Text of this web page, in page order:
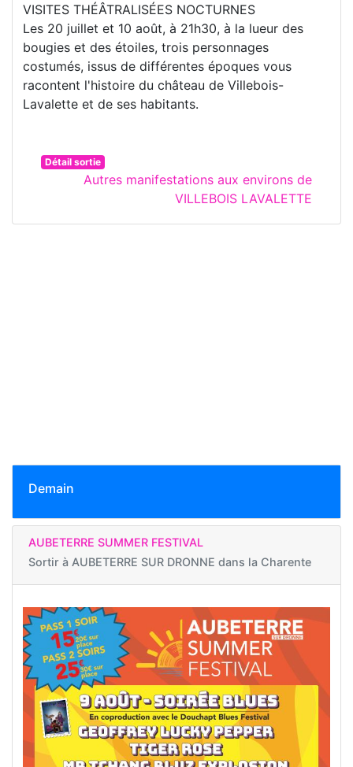
VISITES THÉÂTRALISÉES NOCTURNES
Les 20 juillet et 10 août, à 21h30, à la lueur des
bougies et des étoiles, trois personnages
costumés, issus de différentes époques vous
racontent l'histoire du château de Villebois-
Lavalette et de ses habitants.
Détail sortie
Autres manifestations aux environs de
VILLEBOIS LAVALETTE
Demain
AUBETERRE SUMMER FESTIVAL
Sortir à AUBETERRE SUR DRONNE dans la Charente